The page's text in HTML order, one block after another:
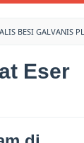
BESI GALVANIS
Eser